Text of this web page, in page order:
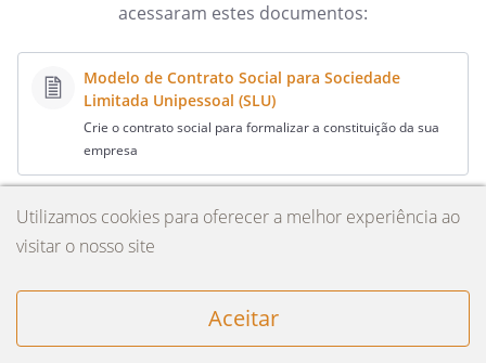
Utilizamos cookies para oferecer a melhor experiência ao
visitar o nosso site
Aceitar
Após o decurso do prazo descrito no
parágrafo anterior, independentemente
da apresentação de defesa, a
representação será submetida à
Assembléia Geral Extraordinária,
composta de associados contribuintes
em dia com suas obrigações sociais, não
concorde de 2/3 (dois terços) dos
presentes, sendo em primeira chamada,
acessaram estes documentos:
Modelo de Contrato Social para Sociedade
Limitada Unipessoal (SLU)
Crie o contrato social para formalizar a constituição da sua
empresa
Modelo de Estatuto para Fundação
Fortaleça a sua missão social e crie uma Fundação agora